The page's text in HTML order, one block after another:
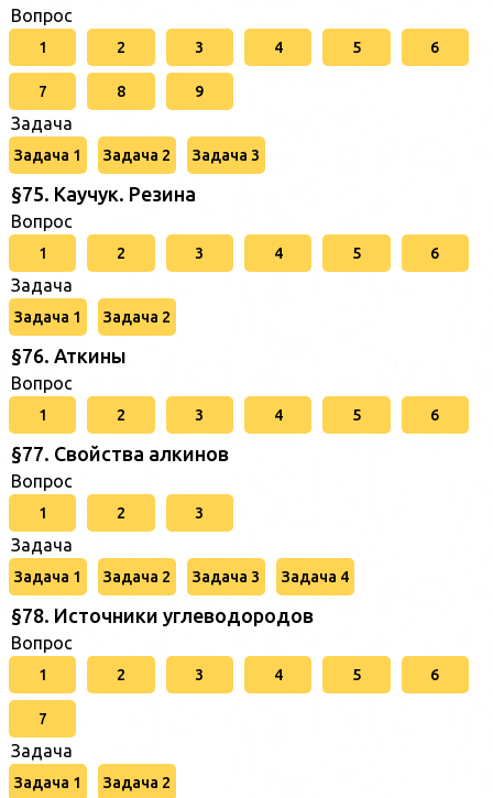
Вопрос
1 2 3 4 5 6
7 8 9
Задача
Задача 1 Задача 2 Задача 3
§75. Каучук. Резина
Вопрос
1 2 3 4 5 6
Задача
Задача 1 Задача 2
§76. Аткины
Вопрос
1 2 3 4 5 6
§77. Свойства алкинов
Вопрос
1 2 3
Задача
Задача 1 Задача 2 Задача 3 Задача 4
§78. Источники углеводородов
Вопрос
1 2 3 4 5 6
7
Задача
Задача 1 Задача 2